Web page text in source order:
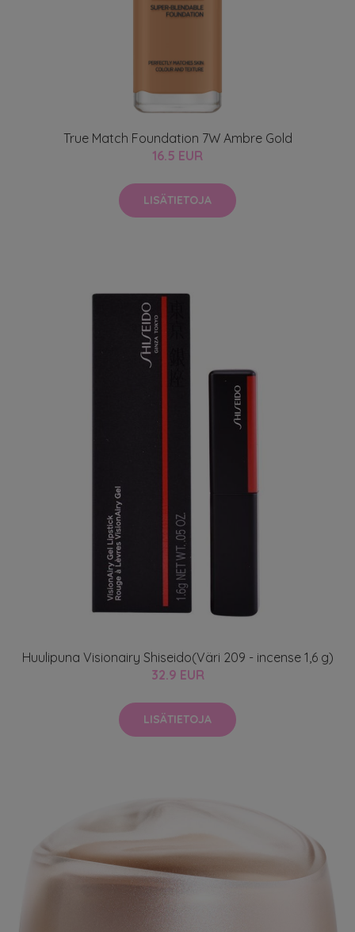
True Match Foundation 7W Ambre Gold
16.5 EUR
LISÄTIETOJA
Huulipuna Visionairy Shiseido(Väri 209 - incense 1,6 g)
32.9 EUR
LISÄTIETOJA